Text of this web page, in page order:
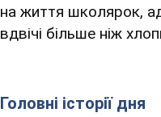
на життя школярок,
вдвічі більше ніж
Головні історії дня